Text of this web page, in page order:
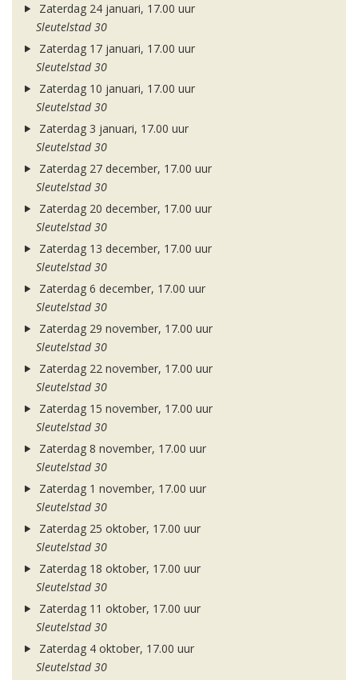
Zaterdag 24 januari, 17.00 uur
Sleutelstad 30
Zaterdag 17 januari, 17.00 uur
Sleutelstad 30
Zaterdag 10 januari, 17.00 uur
Sleutelstad 30
Zaterdag 3 januari, 17.00 uur
Sleutelstad 30
Zaterdag 27 december, 17.00 uur
Sleutelstad 30
Zaterdag 20 december, 17.00 uur
Sleutelstad 30
Zaterdag 13 december, 17.00 uur
Sleutelstad 30
Zaterdag 6 december, 17.00 uur
Sleutelstad 30
Zaterdag 29 november, 17.00 uur
Sleutelstad 30
Zaterdag 22 november, 17.00 uur
Sleutelstad 30
Zaterdag 15 november, 17.00 uur
Sleutelstad 30
Zaterdag 8 november, 17.00 uur
Sleutelstad 30
Zaterdag 1 november, 17.00 uur
Sleutelstad 30
Zaterdag 25 oktober, 17.00 uur
Sleutelstad 30
Zaterdag 18 oktober, 17.00 uur
Sleutelstad 30
Zaterdag 11 oktober, 17.00 uur
Sleutelstad 30
Zaterdag 4 oktober, 17.00 uur
Sleutelstad 30